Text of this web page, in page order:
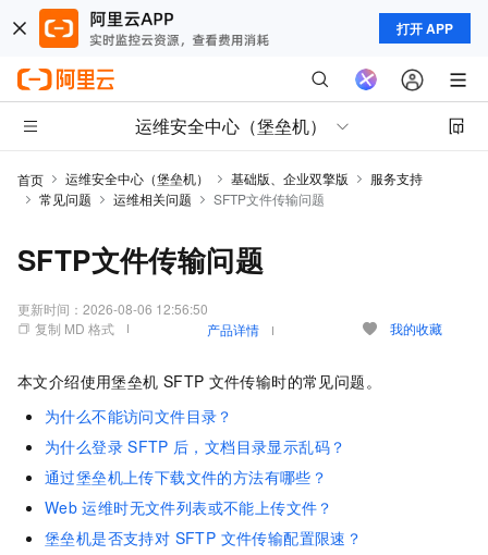
打开 APP
运维安全中心（堡垒机）
首页 运维安全中心（堡垒机） 基础版、企业双擎版
服务支持
常见问题
运维相关问题 SFTP文件传输问题
SFTP文件传输问题
更新时间： 2026-08-06 12:56:50
复制 MD 格式
产品详情 我的收藏
本文介绍使用堡垒机 SFTP 文件传输时的常见问题。
为什么不能访问文件目录？
为什么登录 SFTP 后，文档目录显示乱码？
通过堡垒机上传下载文件的方法有哪些？
Web 运维时无文件列表或不能上传文件？
堡垒机是否支持对 SFTP 文件传输配置限速？